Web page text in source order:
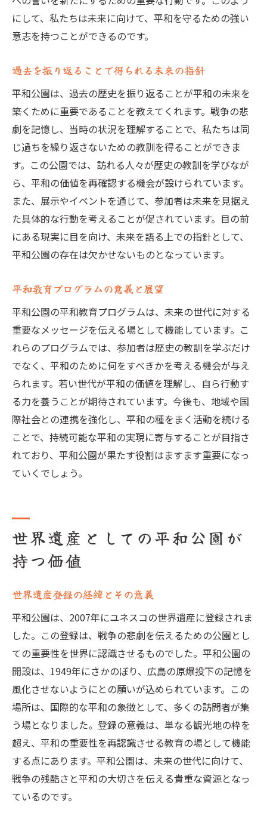
にして、私たちは未来に向けて、平和を守るための強い
意志を持つことができるのです。
過去を振り返ることで得られる未来の指針
平和公園は、過去の歴史を振り返ることが平和の未来を
築くために重要であることを教えてくれます。戦争の悲
劇を記憶し、当時の状況を理解することで、私たちは同
じ過ちを繰り返さないための教訓を得ることができま
す。この公園では、訪れる人々が歴史の教訓を学びなが
ら、平和の価値を再確認する機会が設けられています。
また、展示やイベントを通じて、参加者は未来を見据え
た具体的な行動を考えることが促されています。目の前
にある現実に目を向け、未来を語る上での指針として、
平和公園の存在は欠かせないものとなっています。
平和教育プログラムの意義と展望
平和公園の平和教育プログラムは、未来の世代に対する
重要なメッセージを伝える場として機能しています。こ
れらのプログラムでは、参加者は歴史の教訓を学ぶだけ
でなく、平和のために何をすべきかを考える機会が与え
られます。若い世代が平和の価値を理解し、自ら行動す
る力を養うことが期待されています。今後も、地域や国
際社会との連携を強化し、平和の種をまく活動を続ける
ことで、持続可能な平和の実現に寄与することが目指さ
れており、平和公園が果たす役割はますます重要になっ
ていくでしょう。
世界遺産としての平和公園が
持つ価値
世界遺産登録の経緯とその意義
平和公園は、2007年にユネスコの世界遺産に登録されま
した。この登録は、戦争の悲劇を伝えるための公園とし
ての重要性を世界に認識させるものでした。平和公園の
開設は、1949年にさかのぼり、広島の原爆投下の記憶を
風化させないようにとの願いが込められています。この
場所は、国際的な平和の象徴として、多くの訪問者が集
う場となりました。登録の意義は、単なる観光地の枠を
超え、平和の重要性を再認識させる教育の場として機能
する点にあります。平和公園は、未来の世代に向けて、
戦争の残酷さと平和の大切さを伝える貴重な資源となっ
ているのです。